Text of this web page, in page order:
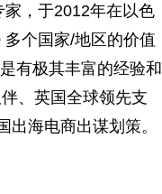
家，于2012年在以色
个国家/地区的价值
有极其丰富的经验和
、英国全球领先支
海电商出谋划策。